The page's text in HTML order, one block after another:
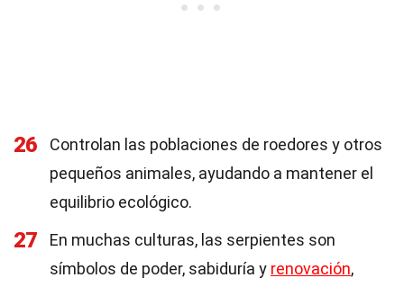
26
Controlan las poblaciones de roedores y otros
pequeños animales, ayudando a mantener el
equilibrio ecológico.
27
En muchas culturas, las serpientes son
símbolos de poder, sabiduría y renovación,